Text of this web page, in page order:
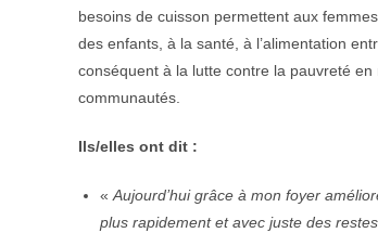
besoins de cuisson permettent aux
des enfants, à la santé, à l’alimentation
conséquent à la lutte contre la pauvreté
communautés.
Ils/elles ont dit :
« Aujourd’hui grâce à mon foyer
plus rapidement et avec juste des